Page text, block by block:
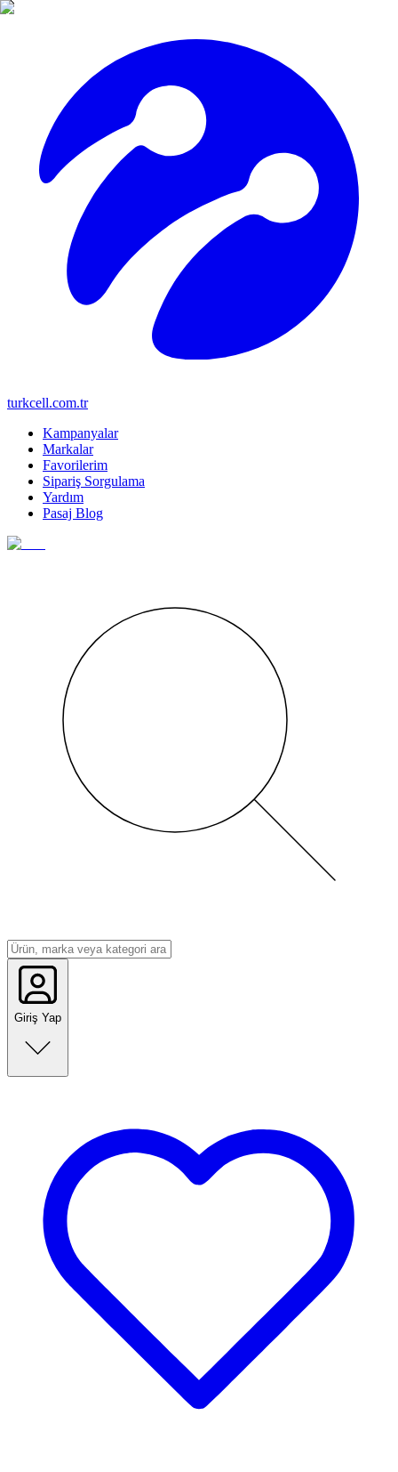
turkcell.com.tr
Kampanyalar
Markalar
Favorilerim
Sipariş Sorgulama
Yardım
Pasaj Blog
Giriş Yap